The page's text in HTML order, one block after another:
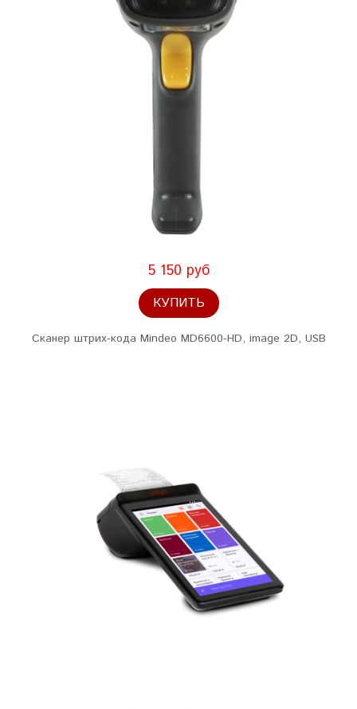
5 150 руб
КУПИТЬ
Сканер штрих-кода Mindeo MD6600-HD, image 2D, USB